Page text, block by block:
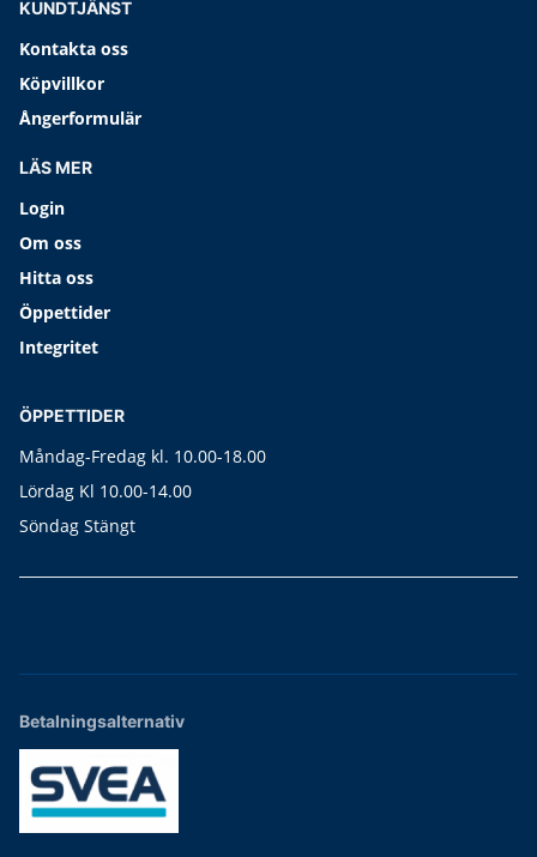
KUNDTJÄNST
Kontakta oss
Köpvillkor
Ångerformulär
LÄS MER
Login
Om oss
Hitta oss
Öppettider
Integritet
ÖPPETTIDER
Måndag-Fredag kl. 10.00-18.00
Lördag Kl 10.00-14.00
Söndag Stängt
Betalningsalternativ